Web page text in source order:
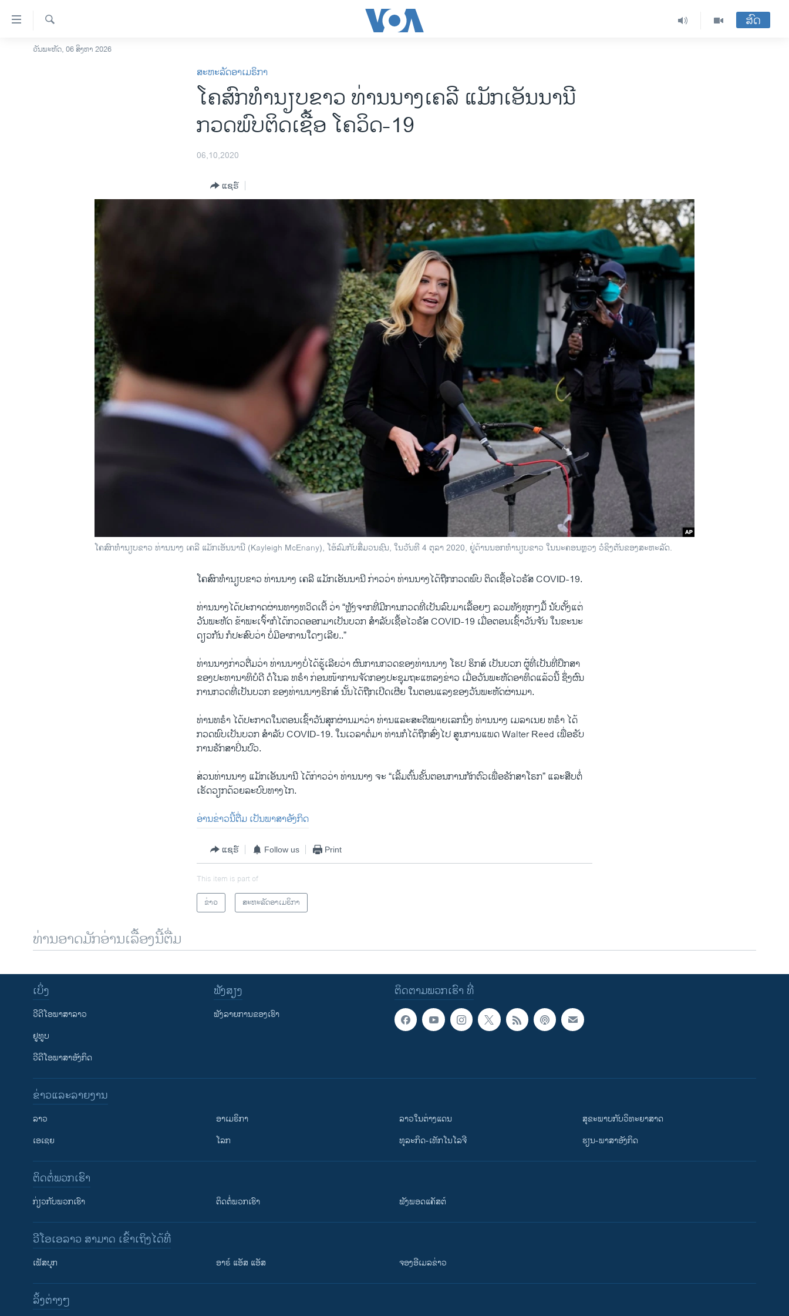
ລິ້ງ
ສຳຫລັບ
ໂຮມເພຈ
ອິດສະຫຼະພາບດ້ານການຂ່າວ
ວິທະຍາສາດ-ເທັກໂນໂລຈີ
ຕິດຕາມພວກເຮົາ ທີ່
ຄົ້ນຫາ
ສົດ
ວັນພະຫັດ, 06 ສິງຫາ 2026
ສະຫະລັດອາເມຣິກາ
ໂຄສົກທຳນຽບຂາວ ທ່ານນາງເຄລີ ແມັກເອັນນານີ
ກວດພົບຕິດເຊື້ອ ໂຄວິດ-19
06,10,2020
ແຊຣ໌
ໂຄສົກທຳນຽບຂາວ ທ່ານນາງ ເຄລີ ແມັກເອັນນານີ (Kayleigh McEnany), ໂອ້ລົມກັບສື່ມວນຊົນ, ໃນວັນທີ 4 ຕຸລາ 2020, ຢູ່ດ້ານນອກທຳນຽບຂາວ ໃນນະຄອນຫຼວງ ວໍຊິງຕັນຂອງສະຫະລັດ.
ໂຄສົກທຳນຽບຂາວ ທ່ານນາງ ເຄລີ ແມັກເອັນນານີ ກ່າວວ່າ ທ່ານນາງໄດ້ຖືກກວດພົບ ຕິດເຊື້ອໄວຣັສ COVID-19.
ທ່ານນາງໄດ້ປະກາດຜ່ານທາງທວິດເຕີ້ ວ່າ “ຫຼັງຈາກທີ່ມີການກວດທີ່ເປັນລົບມາເລື້ອຍໆ ລວມທັງທຸກໆມື້ ນັບຕັ້ງແຕ່
ວັນພະຫັດ ຂ້າພະເຈົ້າກໍໄດ້ກວດອອກມາເປັນບວກ ສຳລັບເຊື້ອໄວຣັສ COVID-19 ເມື່ອຕອນເຊົ້າວັນຈັນ ໃນຂະນະ
ດຽວກັນ ກໍປະສົບວ່າ ບໍ່ມີອາການໃດໆເລີຍ..”
ທ່ານນາງກ່າວຕື່ມວ່າ ທ່ານນາງບໍ່ໄດ້ຮູ້ເລີຍວ່າ ຜົນການກວດຂອງທ່ານນາງ ໂຮປ ຮິກສ໌ ເປັນບວກ ຜູ້ທີ່ເປັນທີ່ປຶກສາ
ຂອງປະທານາທິບໍດີ ດໍໂນລ ທຣຳ ກ່ອນໜ້າການຈັດກອງປະຊຸມຖະແຫລງຂ່າວ ເມື່ອວັນພະຫັດອາທິດແລ້ວນີ້ ຊຶ່ງຜົນ
ການກວດທີ່ເປັນບວກ ຂອງທ່ານນາງຮິກສ໌ ນັ້ນໄດ້ຖືກເປີດເຜີຍ ໃນຕອນແລງຂອງວັນພະຫັດຜ່ານມາ.
ທ່ານທຣຳ ໄດ້ປະກາດໃນຕອນເຊົ້າວັນສຸກຜ່ານມາວ່າ ທ່ານແລະສະຕີໝາຍເລກນຶ່ງ ທ່ານນາງ ເມລາເນຍ ທຣຳ ໄດ້
ກວດພົບເປັນບວກ ສຳລັບ COVID-19. ໃນເວລາຕໍ່ມາ ທ່ານກໍໄດ້ຖືກສົ່ງໄປ ສູນການແພດ Walter Reed ເພື່ອຮັບ
ການຮັກສາປິ່ນປົວ.
ສ່ວນທ່ານນາງ ແມັກເອັນນານີ ໄດ້ກ່າວວ່າ ທ່ານນາງ ຈະ “ເລີ້ມຕົ້ນຂັ້ນຕອນການກັກຕົວເພື່ອຮັກສາໂຣກ” ແລະສືບຕໍ່
ເຮັດວຽກດ້ວຍລະບົບທາງໄກ.
ອ່ານຂ່າວນີ້ຕື່ມ ເປັນພາສາອັງກິດ
ແຊຣ໌ Follow us Print
This item is part of
ຂ່າວ
ສະຫະລັດອາເມຣິກາ
ທ່ານອາດມັກອ່ານເລື້ອງນີ້ຕື່ມ
ຕິດຕາມພວກເຮົາ ທີ່
ເບິ່ງ
ວີດີໂອພາສາລາວ
ຢູທູບ
ວີດີໂອພາສາອັງກິດ
ຟັງສຽງ
ຟັງລາຍການຂອງເຮົາ
ຂ່າວແລະລາຍງານ
ລາວ
ເອເຊຍ
ອາເມຣິກາ
ໂລກ
ລາວໃນຕ່າງແດນ
ທຸລະກິດ-ເທັກໂນໂລຈີ
ສຸຂະພາບກັບວິທະຍາສາດ
ຮຽນ-ພາສາອັງກິດ
ຕິດຕໍ່ພວກເຮົາ
ກ່ຽວກັບພວກເຮົາ ຕິດຕໍ່ພວກເຮົາ ຟັງພອດແຄັສຕ໌
ວີໂອເອລາວ ສາມາດ ເຂົ້າເຖິງໄດ້ທີ່
ເຟັສບຸກ ອາຣ໌ ແອັສ ແອັສ ຈອງອີເມລຂ່າວ
​ລິ້ງ​ຕ່າງໆ